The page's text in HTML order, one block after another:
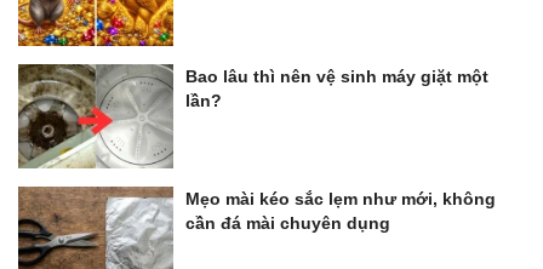
Bao lâu thì nên vệ sinh máy giặt một
lần?
Mẹo mài kéo sắc lẹm như mới, không
cần đá mài chuyên dụng